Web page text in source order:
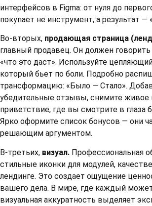
интерфейсов в Figma: от нуля до
покупает не инструмент, а результат —
Во-вторых, продающая страница
главный продавец. Он должен говорить
«что это даст». Используйте
который бьет по боли. Подробно
трансформацию: «Было — Стало».
убедительные отзывы, снимите живое
приветствие, где вы смотрите в глаза
Ярко оформите список бонусов — они
решающим аргументом.
В-третьих, визуал. Профессиональная
стильные иконки для модулей,
лендинге. Это создает ощущение
вашего дела. В мире, где каждый
визуальная аккуратность выделяет